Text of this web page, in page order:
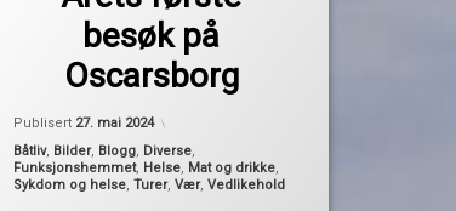
besøk på
Oscarsborg
Publisert 27. mai 2024
Kategorier:
Båtliv, Bilder, Blogg, Diverse,
Funksjonshemmet, Helse, Mat og drikke,
Sykdom og helse, Turer, Vær, Vedlikehold
operasjon
oscarsborg
regn